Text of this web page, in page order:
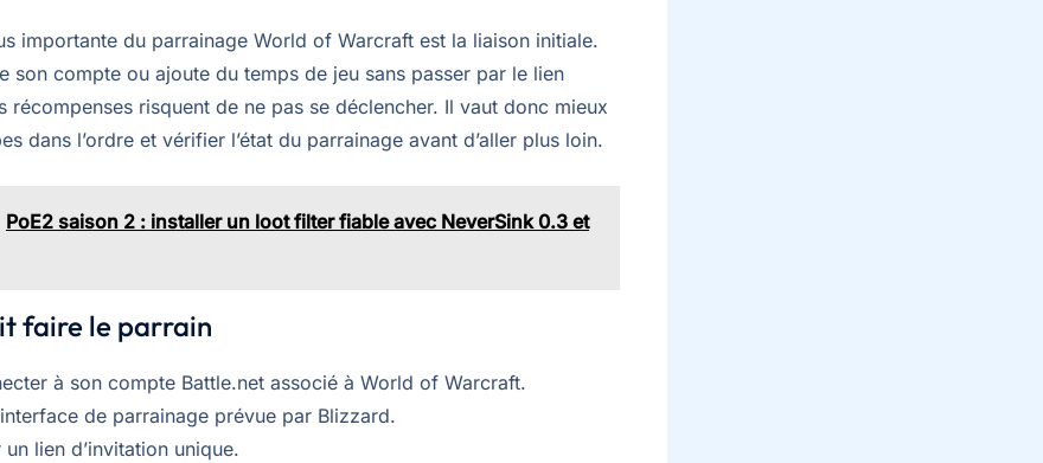
importante du parrainage World of Warcraft est la liaison initiale.
son compte ou ajoute du temps de jeu sans passer par le lien
récompenses risquent de ne pas se déclencher. Il vaut donc mieux
dans l’ordre et vérifier l’état du parrainage avant d’aller plus loin.
PoE2 saison 2 : installer un loot filter fiable avec NeverSink 0.3 et
faire le parrain
à son compte Battle.net associé à World of Warcraft.
de parrainage prévue par Blizzard.
un lien d’invitation unique.